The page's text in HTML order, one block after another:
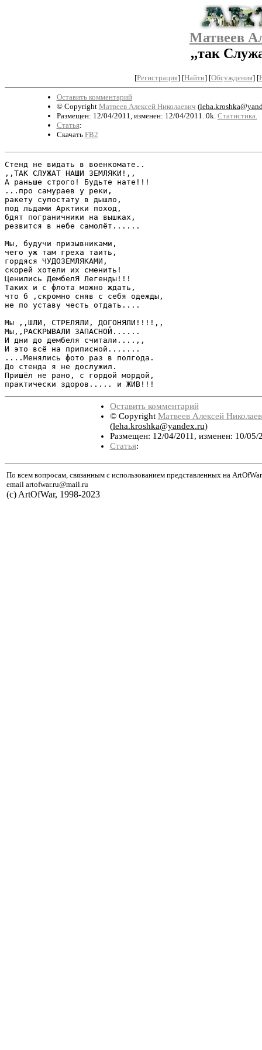
Матвеев
,,так
[Регистрация] [Найти] [Обсуждения] [
Оставить комментарий
© Copyright Матвеев Алексей Николаевич (
Размещен: 12/04/2011, изменен: 12/04/2011. 0k. Статистика.
Статья:
Скачать FB2
Стенд не видать в военкомате..
,,ТАК СЛУЖАТ НАШИ ЗЕМЛЯКИ!,,
А раньше строго! Будьте нате!!!
...про самураев у реки,
ракету супостату в дышло,
под льдами Арктики поход,
бдят пограничники на вышках,
резвится в небе самолёт......
Мы, будучи призывниками,
чего уж там греха таить,
гордяся ЧУДОЗЕМЛЯКАМИ,
скорей хотели их сменить!
Ценились ДембелЯ Легенды!!!
Таких и с флота можно ждать,
что б ,скромно сняв с себя одежды,
не по уставу честь отдать....
Мы ,,ШЛИ, СТРЕЛЯЛИ, ДОГОНЯЛИ!!!!,,
Мы,,РАСКРЫВАЛИ ЗАПАСНОЙ......
И дни до дембеля считали....,,
И это всё на приписной.......
....Менялись фото раз в полгода.
До стенда я не дослужил.
Пришёл не рано, с гордой мордой,
практически здоров..... и ЖИВ!!!
Оставить комментарий
© Copyright Матвеев Алексей
(leha.kroshka@yandex.ru)
Размещен: 12/04/2011, изменен: 10/
Статья:
По всем вопросам, связанным с использованием представленных на
email artofwar.ru@mail.ru
(с) ArtOfWar, 1998-2023